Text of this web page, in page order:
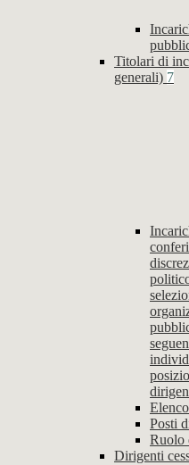
Titolari di
generali) 7
Posti
Ruolo
Dirigenti